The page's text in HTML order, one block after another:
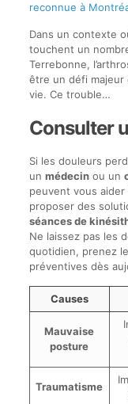
reconnue à
Dans un contexte
touchent un
Terrebonne,
être un défi majeur
vie. Ce trouble…
Consulter
Si les douleurs
un médecinou un
peuvent vous
proposer des
séances de
Ne laissez pas les
quotidien, prenez
préventives dès
Causes
Mauvaise
posture
Traumatisme